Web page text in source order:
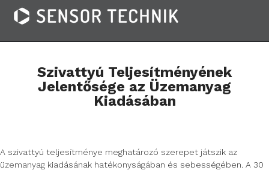
Szivattyú Teljesítményének
Jelentősége az Üzemanyag
Kiadásában
A szivattyú teljesítménye meghatározó szerepet játszik az
üzemanyag kiadásának hatékonyságában és sebességében. A 30